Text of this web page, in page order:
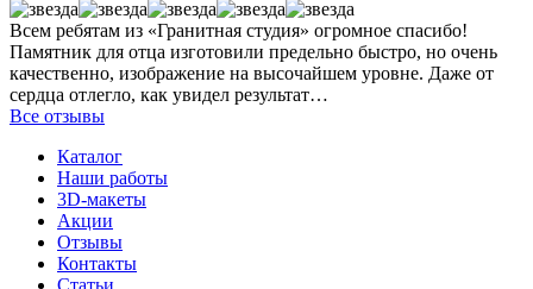
Всем ребятам из «Гранитная студия» огромное спасибо!
Памятник для отца изготовили предельно быстро, но очень
качественно, изображение на высочайшем уровне. Даже от
сердца отлегло, как увидел результат…
Все отзывы
Каталог
Наши работы
3D-макеты
Акции
Отзывы
Контакты
Статьи